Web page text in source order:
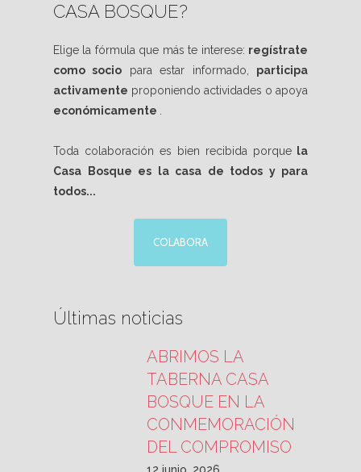
CASA BOSQUE?
Elige la fórmula que más te interese: regístrate
como socio para estar informado, participa
activamente proponiendo actividades o apoya
económicamente
Toda colaboración es bien recibida porque la
Casa Bosque es la casa de todos y para
todos...
COLABORA
Últimas noticias
ABRIMOS LA
TABERNA CASA
BOSQUE EN LA
CONMEMORACIÓN
DEL COMPROMISO